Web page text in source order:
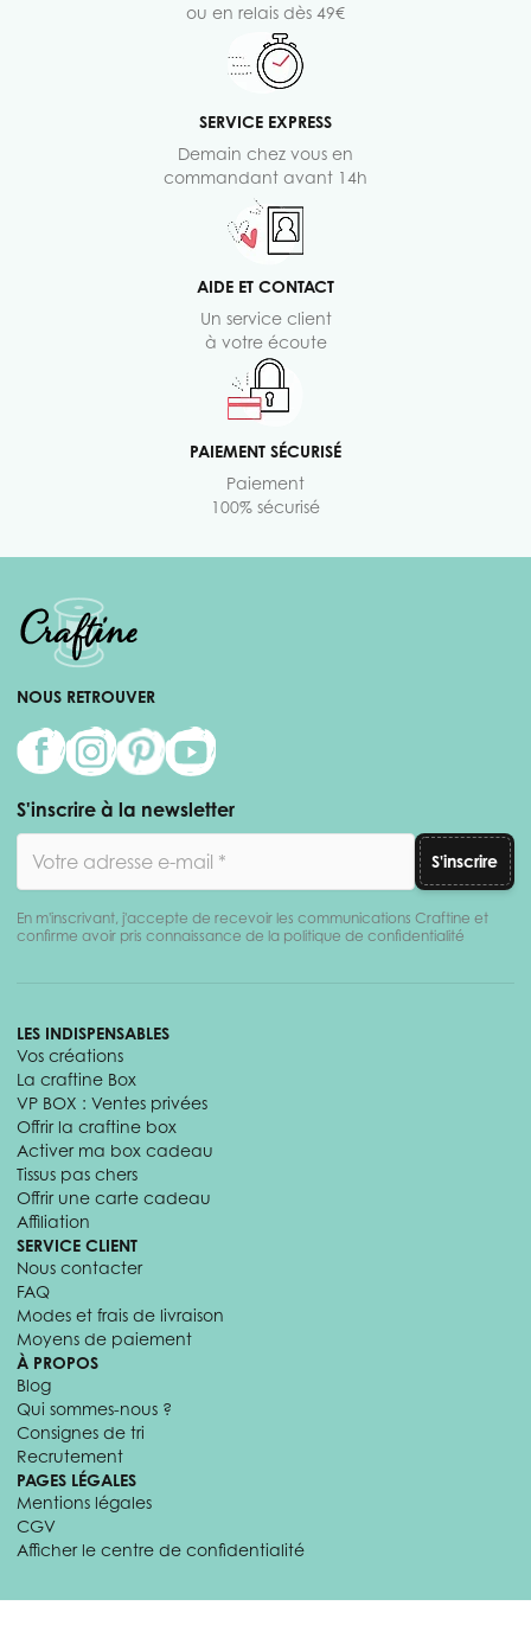
ou en relais dès 49€
SERVICE EXPRESS
Demain chez vous en
commandant avant 14h
AIDE ET CONTACT
Un service client
à votre écoute
PAIEMENT SÉCURISÉ
Paiement
100% sécurisé
NOUS RETROUVER
S'inscrire à la newsletter
S'inscrire
En m'inscrivant, j'accepte de recevoir les communications Craftine et
confirme avoir pris connaissance de la politique de confidentialité
LES INDISPENSABLES
Vos créations
La craftine Box
VP BOX : Ventes privées
Offrir la craftine box
Activer ma box cadeau
Tissus pas chers
Offrir une carte cadeau
Affiliation
SERVICE CLIENT
Nous contacter
FAQ
Modes et frais de livraison
Moyens de paiement
À PROPOS
Blog
Qui sommes-nous ?
Consignes de tri
Recrutement
PAGES LÉGALES
Mentions légales
CGV
Afficher le centre de confidentialité